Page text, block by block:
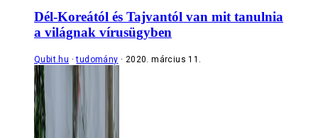
Dél-Koreától és Tajvantól van mit tanulnia
a világnak vírusügyben
Qubit.hu tudomány 2020. március 11.